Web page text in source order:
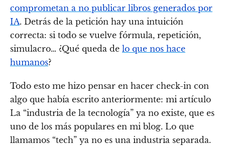
comprometan a no publicar libros generados por
IA. Detrás de la petición hay una intuición
correcta: si todo se vuelve fórmula, repetición,
simulacro… ¿Qué queda de lo que nos hace
humanos?
Todo esto me hizo pensar en hacer check-in con
algo que había escrito anteriormente: mi artículo
La “industria de la tecnología” ya no existe, que es
uno de los más populares en mi blog. Lo que
llamamos “tech” ya no es una industria separada.